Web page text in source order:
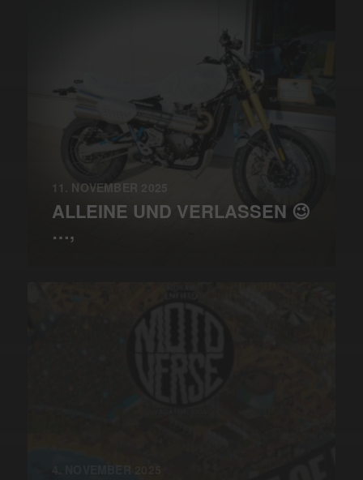
11. NOVEMBER 2025
ALLEINE UND VERLASSEN 😉
…,